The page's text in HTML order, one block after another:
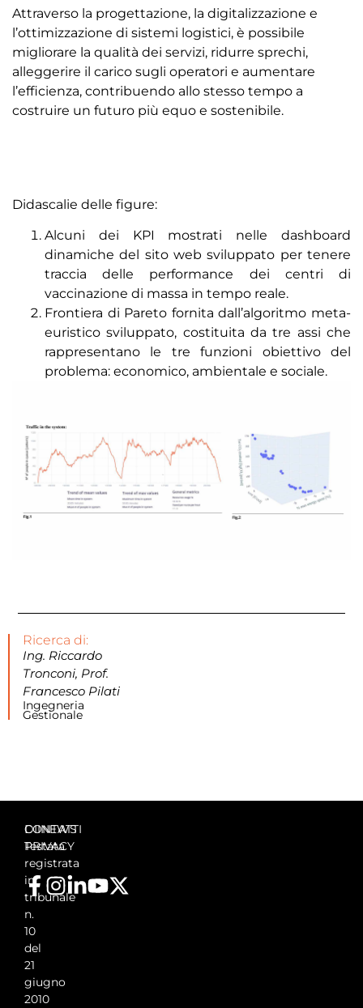
Attraverso la progettazione, la digitalizzazione e
l’ottimizzazione di sistemi logistici, è possibile
migliorare la qualità dei servizi, ridurre sprechi,
alleggerire il carico sugli operatori e aumentare
l’efficienza, contribuendo allo stesso tempo a
costruire un futuro più equo e sostenibile.
Didascalie delle figure:
Alcuni dei KPI mostrati nelle dashboard
dinamiche del sito web sviluppato per tenere
traccia delle performance dei centri di
vaccinazione di massa in tempo reale.
Frontiera di Pareto fornita dall’algoritmo meta-
euristico sviluppato, costituita da tre assi che
rappresentano le tre funzioni obiettivo del
problema: economico, ambientale e sociale.
Ricerca di:
Ing. Riccardo
Tronconi, Prof.
Francesco Pilati
Ingegneria
Gestionale
DIINEWS
Testata
registrata
in
tribunale
n.
10
del
21
giugno
2010
CONTATTI
PRIVACY